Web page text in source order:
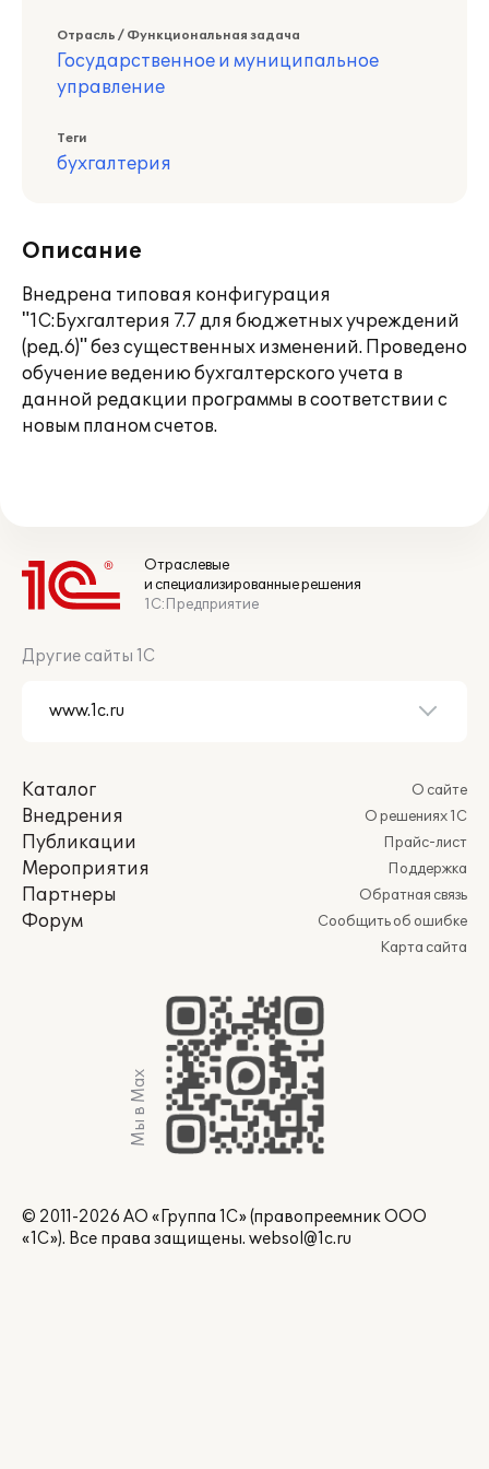
Отрасль / Функциональная задача
Государственное и муниципальное
управление
Теги
бухгалтерия
Описание
Внедрена типовая конфигурация
"1С:Бухгалтерия 7.7 для бюджетных учреждений
(ред.6)" без существенных изменений. Проведено
обучение ведению бухгалтерского учета в
данной редакции программы в соответствии с
новым планом счетов.
Отраслевые
и специализированные решения
1С:Предприятие
Другие сайты 1С
Каталог
Внедрения
Публикации
Мероприятия
Партнеры
Форум
О сайте
О решениях 1С
Прайс-лист
Поддержка
Обратная связь
Сообщить об ошибке
Карта сайта
Мы в Max
© 2011-2026 АО «Группа 1С» (правопреемник ООО
«1С»). Все права защищены. websol@1c.ru